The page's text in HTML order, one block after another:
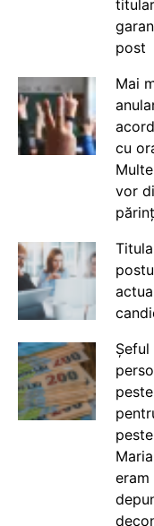
post
Mai
cu
vor
eram